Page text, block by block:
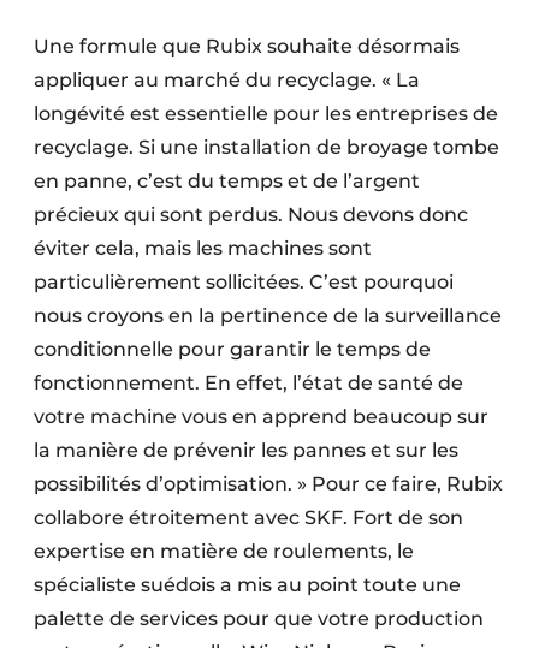
Une formule que Rubix souhaite désormais
appliquer au marché du recyclage. « La
longévité est essentielle pour les entreprises de
recyclage. Si une installation de broyage tombe
en panne, c’est du temps et de l’argent
précieux qui sont perdus. Nous devons donc
éviter cela, mais les machines sont
particulièrement sollicitées. C’est pourquoi
nous croyons en la pertinence de la surveillance
conditionnelle pour garantir le temps de
fonctionnement. En effet, l’état de santé de
votre machine vous en apprend beaucoup sur
la manière de prévenir les pannes et sur les
possibilités d’optimisation. » Pour ce faire, Rubix
collabore étroitement avec SKF. Fort de son
expertise en matière de roulements, le
spécialiste suédois a mis au point toute une
palette de services pour que votre production